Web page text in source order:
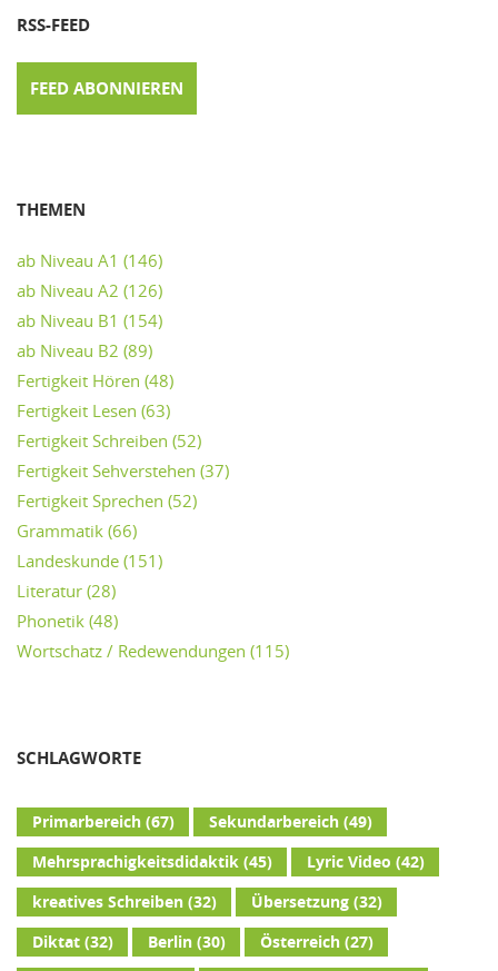
RSS-FEED
FEED ABONNIEREN
THEMEN
ab Niveau A1 (146)
ab Niveau A2 (126)
ab Niveau B1 (154)
ab Niveau B2 (89)
Fertigkeit Hören (48)
Fertigkeit Lesen (63)
Fertigkeit Schreiben (52)
Fertigkeit Sehverstehen (37)
Fertigkeit Sprechen (52)
Grammatik (66)
Landeskunde (151)
Literatur (28)
Phonetik (48)
Wortschatz / Redewendungen (115)
SCHLAGWORTE
Primarbereich(67) Sekundarbereich(49)
Mehrsprachigkeitsdidaktik(45) Lyric Video (42)
kreatives Schreiben(32) Übersetzung(32)
Diktat(32) Berlin(30) Österreich(27)